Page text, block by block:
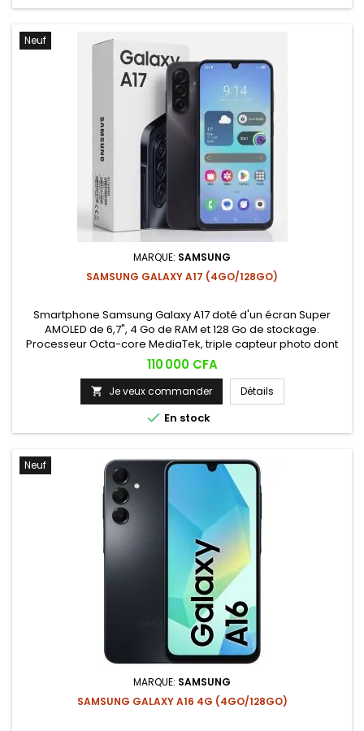
Neuf
MARQUE: SAMSUNG
SAMSUNG GALAXY A17 (4GO/128GO)
Smartphone Samsung Galaxy A17 doté d'un écran Super
AMOLED de 6,7", 4 Go de RAM et 128 Go de stockage.
Processeur Octa-core MediaTek, triple capteur photo dont
un module principal 50 MP, batterie 5000mAh et capteur
d'empreinte digitale intégré.
Prix
110 000 CFA
 Je veux commander Détails
 En stock
Neuf
MARQUE: SAMSUNG
SAMSUNG GALAXY A16 4G (4GO/128GO)